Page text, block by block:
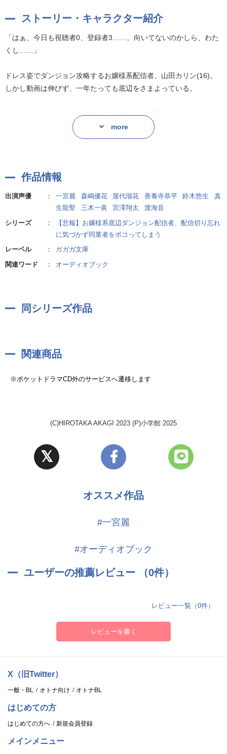
その手には国が禁じる危険物質が――
「ぐはぁぁぁっ!?」
おハーブすぎるダンジョン無双バズ、開幕ですわ!
ストーリー・キャラクター紹介
「はぁ、今日も視聴者0、登録者3……。向いてないのかしら、わた
くし……」
ドレス姿でダンジョン攻略するお嬢様系配信者、山田カリン(16)。
しかし動画は伸びず、一年たっても底辺をさまよっている。
そんなある日、カリンはダンジョン下層で妙な男を発見する。
「そんじゃいまから爆破すっからな～」
「なにやってんだてめぇオラアアアアアアア!」
が付いて……!?
おハーブすぎるダンジョン無双バズ、開幕ですわ!
作者:赤城大空
more
作品情報
出演声優 ： 一宮麗 森嶋優花 屋代瑠花 善養寺恭平 鈴木悠生
真
生龍聖
三木一眞 宮澤翔太
渡海音
シリーズ
：
【悲報】お嬢様系底辺ダンジョン配信者、配信切り忘れ
に気づかず同業者をボコってしまう
レーベル
：
ガガガ文庫
関連ワード
： オーディオブック
同シリーズ作品
関連商品
※ポケットドラマCD外のサービスへ遷移します
(C)HIROTAKA AKAGI 2023 (P)小学館 2025
オススメ作品
#一宮麗
#オーディオブック
ユーザーの推薦レビュー （0件）
レビュー一覧（0件）
レビューを書く
X（旧Twitter）
一般・BL オトナ向け オトナBL
はじめての方
はじめての方へ 新規会員登録
メインメニュー